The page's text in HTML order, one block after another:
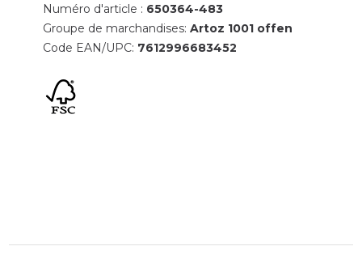
Numéro d'article : 650364-483
Groupe de marchandises:Artoz 1001 offen
Code EAN/UPC: 7612996683452